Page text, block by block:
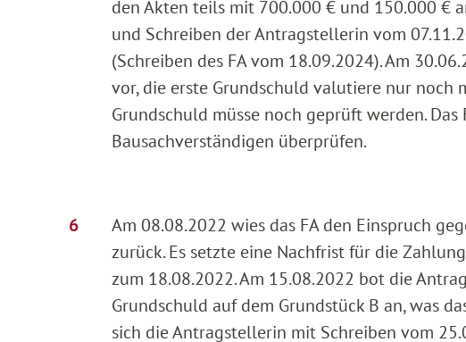
den Akten teils mit 700.000 € und 150.000 €
und Schreiben der Antragstellerin vom
(Schreiben des FA vom 18.09.2024). Am
vor, die erste Grundschuld valutiere nur noch
Grundschuld müsse noch geprüft werden.
Bausachverständigen überprüfen.
Am 08.08.2022 wies das FA den Einspruch
zurück. Es setzte eine Nachfrist für die
zum 18.08.2022. Am 15.08.2022 bot die
Grundschuld auf dem Grundstück B an, was
sich die Antragstellerin mit Schreiben vom